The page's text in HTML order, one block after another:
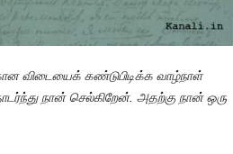
விடையைக் கண்டுபிடிக்க வாழ்நாள்
நான் செல்கிறேன். அதற்கு நான் ஒரு